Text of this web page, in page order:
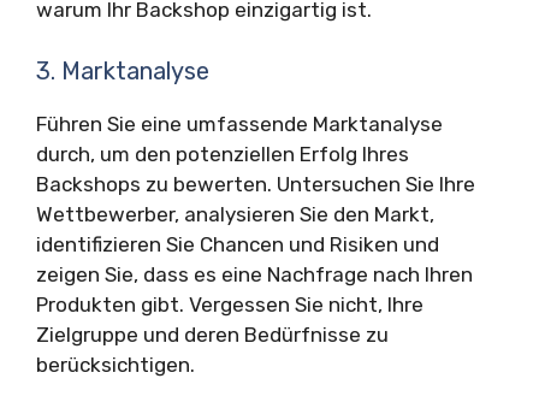
warum Ihr Backshop einzigartig ist.
3. Marktanalyse
Führen Sie eine umfassende Marktanalyse
durch, um den potenziellen Erfolg Ihres
Backshops zu bewerten. Untersuchen Sie Ihre
Wettbewerber, analysieren Sie den Markt,
identifizieren Sie Chancen und Risiken und
zeigen Sie, dass es eine Nachfrage nach Ihren
Produkten gibt. Vergessen Sie nicht, Ihre
Zielgruppe und deren Bedürfnisse zu
berücksichtigen.